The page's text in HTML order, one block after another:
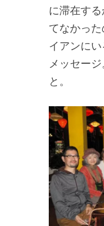
に滞在す
てなかっ
イアンに
メッセー
と。